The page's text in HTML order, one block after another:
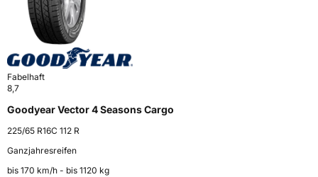
Fabelhaft
8,7
Goodyear Vector 4 Seasons Cargo
225/65 R16C 112 R
Ganzjahresreifen
bis 170 km⁠/⁠h - bis 1120 kg